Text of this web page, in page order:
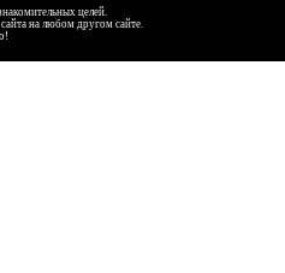
целей.
на любом другом сайте.